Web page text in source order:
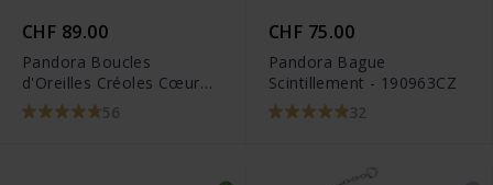
CHF 89.00
Pandora Boucles
d'Oreilles Créoles Cœur
Asymétrique - 297822
56
CHF 75.00
Pandora Bague
Scintillement - 190963CZ
32